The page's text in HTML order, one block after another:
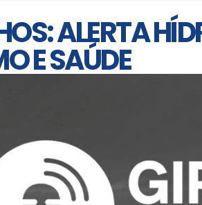
ALERTA
E SAÚDE